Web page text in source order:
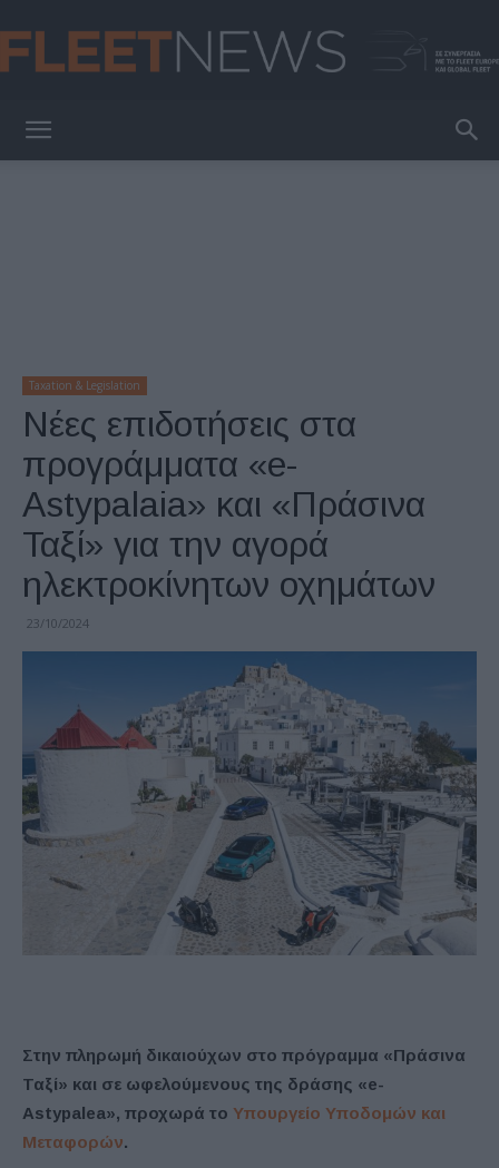
Taxation & Legislation
Νέες επιδοτήσεις στα
προγράμματα «e-
Astypalaia» και «Πράσινα
Ταξί» για την αγορά
ηλεκτροκίνητων οχημάτων
23/10/2024
Στην πληρωμή δικαιούχων στο πρόγραμμα «Πράσινα
Ταξί» και σε ωφελούμενους της δράσης «e-
Astypalea», προχωρά το Υπουργείο Υποδομών και
Μεταφορών.